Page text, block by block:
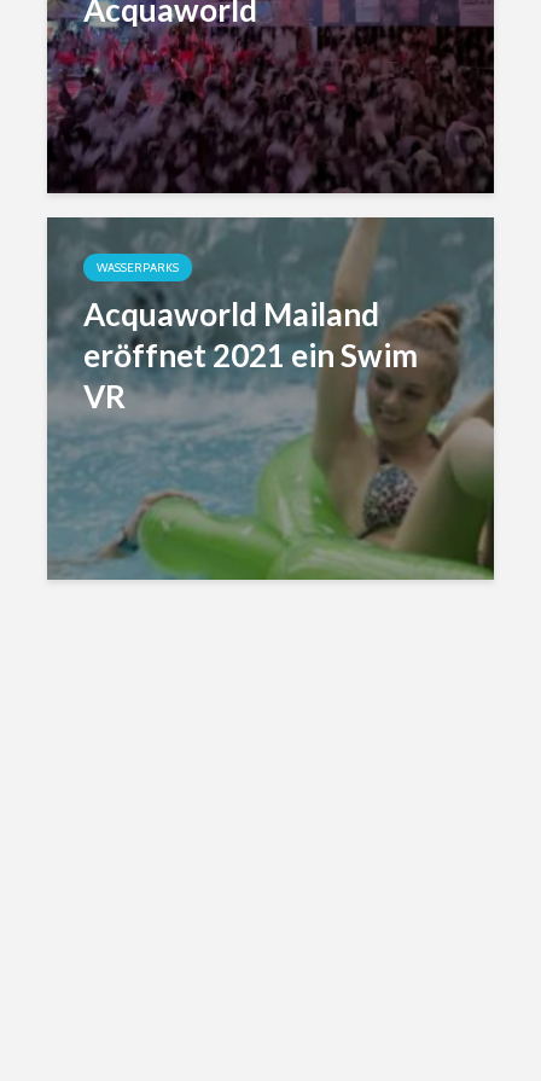
Acquaworld
WASSERPARKS
Acquaworld Mailand
eröffnet 2021 ein Swim
VR